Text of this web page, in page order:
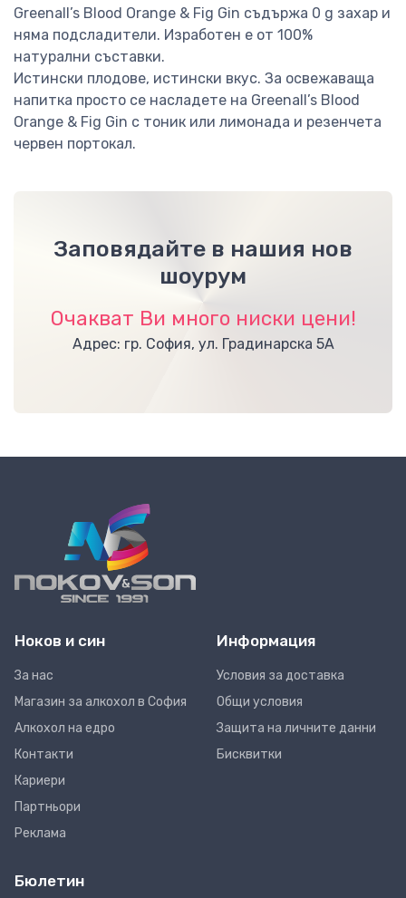
Greenall’s Blood Orange & Fig Gin съдържа 0 g захар и
няма подсладители. Изработен е от 100%
натурални съставки.
Истински плодове, истински вкус. За освежаваща
напитка просто се насладете на Greenall’s Blood
Orange & Fig Gin с тоник или лимонада и резенчета
червен портокал.
Заповядайте в нашия нов
шоурум
Очакват Ви много ниски цени!
Адрес: гр. София, ул. Градинарска 5А
Ноков и син
За нас
Магазин за алкохол в София
Алкохол на едро
Контакти
Кариери
Партньори
Реклама
Информация
Условия за доставка
Общи условия
Защита на личните данни
Бисквитки
Бюлетин